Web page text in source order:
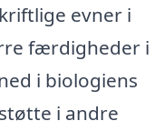
evner i
færdigheder i
i biologiens
i andre